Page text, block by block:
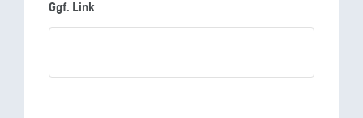
Ggf. Link